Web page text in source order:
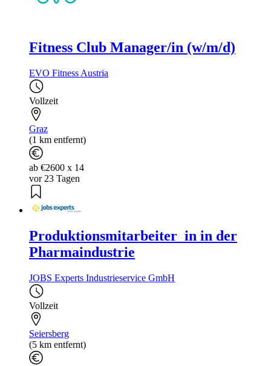
Fitness Club Manager/in (w/m/d)
EVO Fitness Austria
Vollzeit
Graz
(1 km entfernt)
ab €2600 x 14
vor 23 Tagen
Produktionsmitarbeiter_in in der
Pharmaindustrie
JOBS Experts Industrieservice GmbH
Vollzeit
Seiersberg
(5 km entfernt)